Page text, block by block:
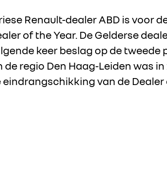
Renault-dealer ABD is voor
of the Year. De Gelderse
keer beslag op de tweede
de regio Den Haag-Leiden was
van de Dealer